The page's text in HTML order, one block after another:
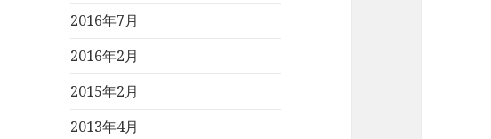
2016年7月
2016年2月
2015年2月
2013年4月